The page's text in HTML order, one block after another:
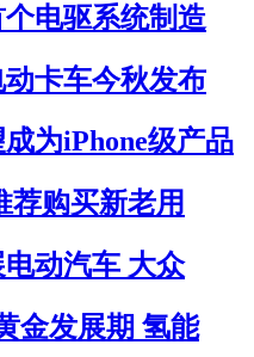
电驱系统制造
卡车今秋发布
为iPhone级产品
荐购买新老用
动汽车 大众
金发展期 氢能